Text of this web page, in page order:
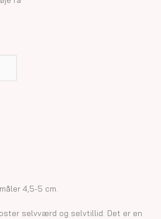
4,5-5 cm.
selvværd og selvtillid. Det er en